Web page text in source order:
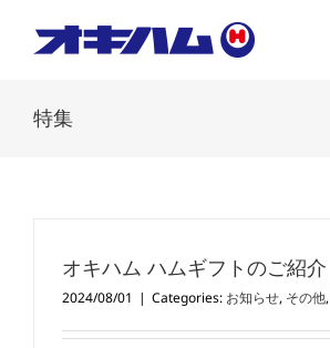
特集
オキハム ハムギフトのご紹介
2024/08/01 | Categories: お知らせ, その他,